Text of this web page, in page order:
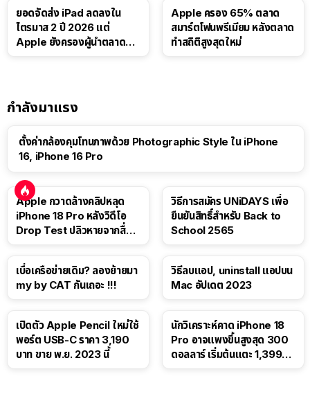
ยอดจัดส่ง iPad ลดลงใน
ไตรมาส 2 ปี 2026 แต่
Apple ยังครองผู้นำตลาด
Apple ครอง 65% ตลาด
สมาร์ตโฟนพรีเมียม หลังตลาด
ทำสถิติสูงสุดใหม่
กำลังมาแรง
ตั้งค่ากล้องคุมโทนภาพด้วย Photographic Style ใน iPhone
16, iPhone 16 Pro
Apple กวาดล้างคลิปหลุด
iPhone 18 Pro หลังวิดีโอ
Drop Test ปลิวหายจากสื่อ
วิธีการสมัคร UNiDAYS เพื่อ
ยืนยันสิทธิ์สำหรับ Back to
School 2565
เบื่อเครือข่ายเดิม? ลองย้ายมา
my by CAT กันเถอะ !!!
วิธีลบแอป, uninstall แอปบน
Mac อัปเดต 2023
เปิดตัว Apple Pencil ใหม่ใช้
พอร์ต USB-C ราคา 3,190
บาท ขาย พ.ย. 2023 นี้
นักวิเคราะห์คาด iPhone 18
Pro อาจแพงขึ้นสูงสุด 300
ดอลลาร์ เริ่มต้นแตะ 1,399